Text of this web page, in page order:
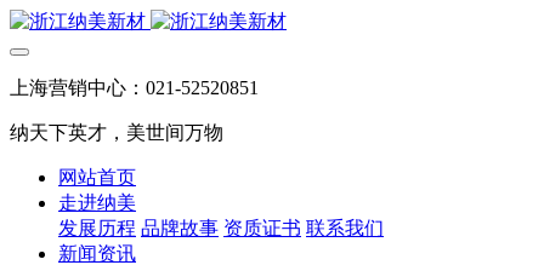
上海营销中心：021-52520851
纳天下英才，美世间万物
网站首页
走进纳美
发展历程 品牌故事 资质证书 联系我们
新闻资讯